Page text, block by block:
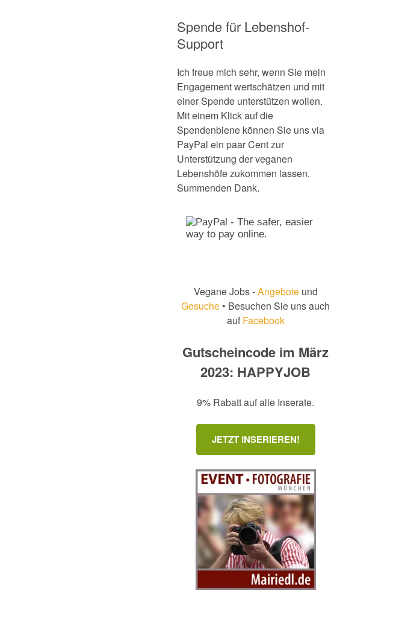
Spende für Lebenshof-
Support
Ich freue mich sehr, wenn Sie mein
Engagement wertschätzen und mit
einer Spende unterstützen wollen.
Mit einem Klick auf die
Spendenbiene können Sie uns via
PayPal ein paar Cent zur
Unterstützung der veganen
Lebenshöfe zukommen lassen.
Summenden Dank.
Vegane Jobs -Angebote und
Gesuche • Besuchen Sie uns auch
auf Facebook
Gutscheincode im März
2023: HAPPYJOB
9% Rabatt auf alle Inserate.
JETZT INSERIEREN!